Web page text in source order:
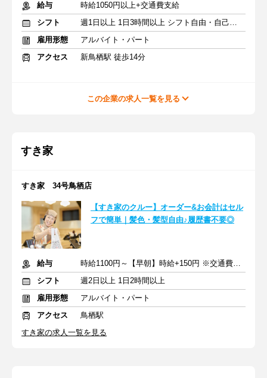
給与
時給1050円以上+交通費支給
シフト
週1日以上 1日3時間以上 シフト自由・自己申告
雇用形態
アルバイト・パート
アクセス
新鳥栖駅 徒歩14分
この企業の求人一覧を見る
すき家
すき家 34号鳥栖店
【すき家のクルー】オーダー&お会計はセル
フで簡単｜髪色・髪型自由♪履歴書不要◎
給与
時給1100円～【早朝】時給+150円 ※交通費支給
シフト
週2日以上 1日2時間以上
雇用形態
アルバイト・パート
アクセス
鳥栖駅
すき家の求人一覧を見る